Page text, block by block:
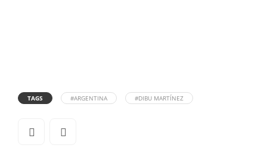
TAGS #ARGENTINA #DIBU MARTÍNEZ